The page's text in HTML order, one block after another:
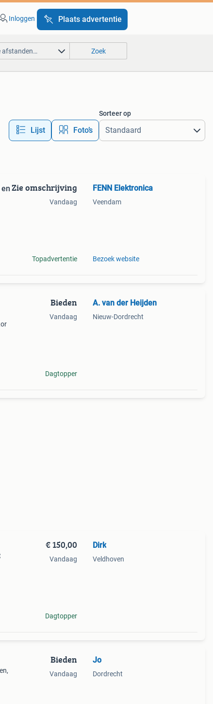
Inloggen Plaats advertentie
afstanden… Zoek
Lijst Foto’s
Sorteer op
Zie omschrijving
Vandaag
Topadvertentie
FENN Elektronica
Veendam
Bezoek website
Bieden
Vandaag
Dagtopper
A. van der Heijden
Nieuw-Dordrecht
€ 150,00
Vandaag
Dagtopper
Dirk
Veldhoven
Bieden
Vandaag
Jo
Dordrecht